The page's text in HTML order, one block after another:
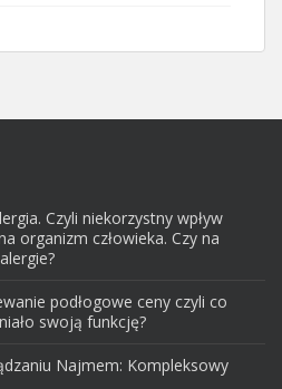
Czyli niekorzystny wpływ
organizm człowieka. Czy na
podłogowe ceny czyli co
swoją funkcję?
Najmem: Kompleksowy